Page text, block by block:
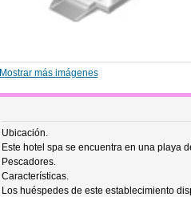
Mostrar más imágenes
Ubicación.
Este hotel spa se encuentra en una playa
Pescadores.
Características.
Los huéspedes de este establecimiento